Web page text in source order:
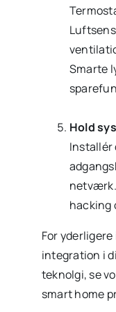
Smarte
Hold
Installér
netværk.
hacking
For
integration i
teknolgi, se
smart home